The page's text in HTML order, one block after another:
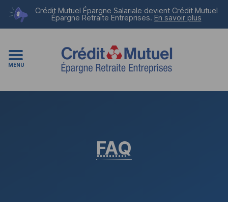
Crédit Mutuel Épargne Salariale devient Crédit Mutuel
Épargne Retraite Entreprises. En savoir plus
MENU
FAQ